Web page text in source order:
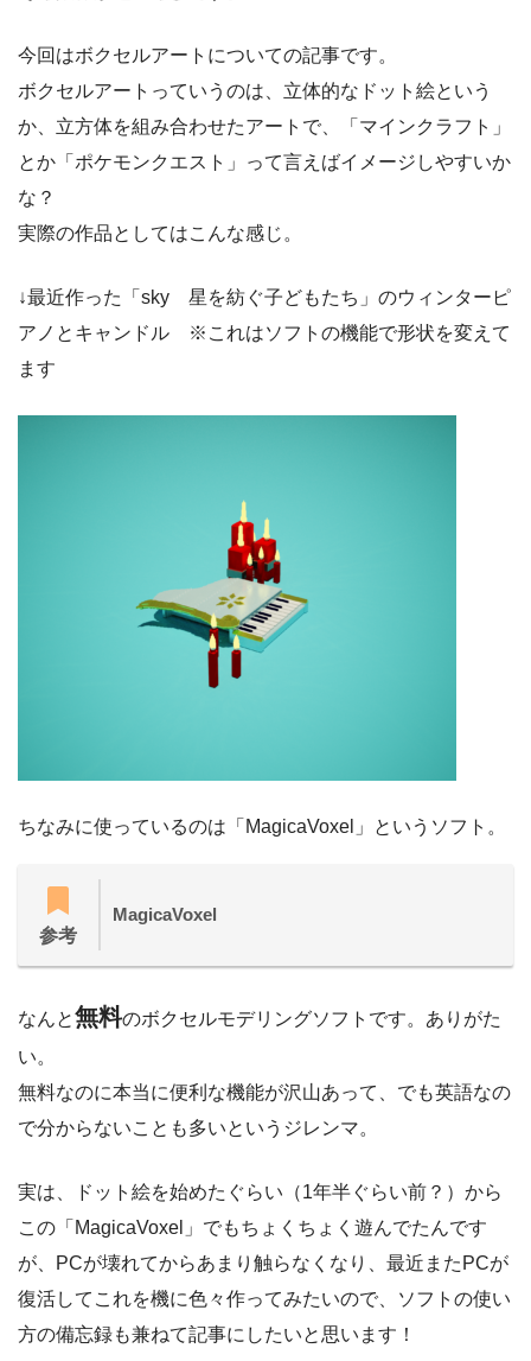
今回はボクセルアートについての記事です。
ボクセルアートっていうのは、立体的なドット絵という
か、立方体を組み合わせたアートで、「マインクラフト」
とか「ポケモンクエスト」って言えばイメージしやすいか
な？
実際の作品としてはこんな感じ。
↓最近作った「sky 星を紡ぐ子どもたち」のウィンターピ
アノとキャンドル ※これはソフトの機能で形状を変えて
ます
ちなみに使っているのは「MagicaVoxel」というソフト。
参考
MagicaVoxel
なんと無料のボクセルモデリングソフトです。ありがた
い。
無料なのに本当に便利な機能が沢山あって、でも英語なの
で分からないことも多いというジレンマ。
実は、ドット絵を始めたぐらい（1年半ぐらい前？）から
この「MagicaVoxel」でもちょくちょく遊んでたんです
が、PCが壊れてからあまり触らなくなり、最近またPCが
復活してこれを機に色々作ってみたいので、ソフトの使い
方の備忘録も兼ねて記事にしたいと思います！